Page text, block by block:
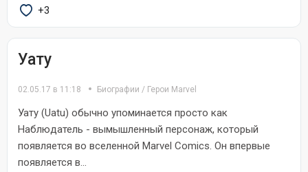
+3
Уату
02.05.17 в 11:18 Биографии / Герои Marvel
Уату (Uatu) обычно упоминается просто как
Наблюдатель - вымышленный персонаж, который
появляется во вселенной Marvel Comics. Он впервые
появляется в...